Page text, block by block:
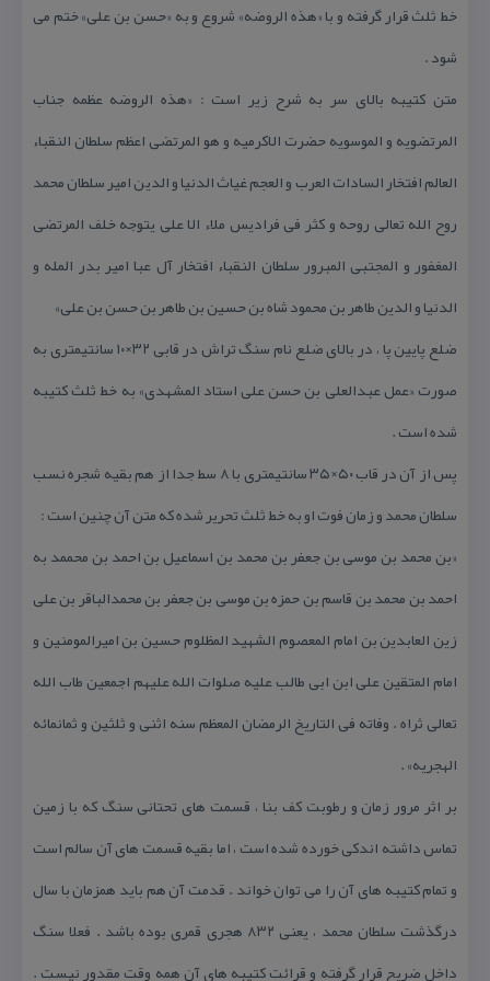
خط ثلث قرار گرفته و با «هذه الروضه» شروع و به «حسن بن علی» ختم می
شود .
متن كتیبه بالای سر به شرح زیر است : «هذه الروضه عظمه جناب
المرتضویه و الموسویه حضرت الاكرمیه و هو المرتضی اعظم سلطان النقباء
العالم افتخار السادات العرب و العجم غیاث الدنیا و الدین امیر سلطان محمد
روح الله تعالی روحه و كثر فی فرادیس ملاء الا علی یتوجه خلف المرتضی
المغفور و المجتبی المبرور سلطان النقباء افتخار آل عبا امیر بدر المله و
الدنیا و الدین طاهر بن محمود شاه بن حسین بن طاهر بن حسن بن علی»
ضلع پایین پا ، در بالای ضلع نام سنگ تراش در قابی ۳۲×۱۰ سانتیمتری به
صورت «عمل عبدالعلی بن حسن علی استاد المشهدی» به خط ثلث كتیبه
شده است .
پس از آن در قاب ۵۰×۳۵ سانتیمتری با ۸ سط جدا از هم بقیه شجره نسب
سلطان محمد و زمان فوت او به خط ثلث تحریر شده كه متن آن چنین است :
«بن محمد بن موسی بن جعفر بن محمد بن اسماعیل بن احمد بن محممد به
احمد بن محمد بن قاسم بن حمزه بن موسی بن جعفر بن محمدالباقر بن علی
زین العابدین بن امام المعصوم الشهید المظلوم حسین بن امیرالمومنین و
امام المتقین علی ابن ابی طالب علیه صلوات الله علیهم اجمعین طاب الله
تعالی ثراه . وفاته فی التاریخ الرمضان المعظم سنه اثنی و ثلثین و ثمانمائه
الهجریه» .
بر اثر مرور زمان و رطوبت كف بنا ، قسمت های تحتانی سنگ كه با زمین
تماس داشته اندكی خورده شده است ، اما بقیه قسمت های آن سالم است
و تمام كتیبه های آن را می توان خواند . قدمت آن هم باید همزمان با سال
درگذشت سلطان محمد ، یعنی ۸۳۲ هجری قمری بوده باشد . فعلا سنگ
داخل ضریح قرار گرفته و قرائت كتیبه های آن همه وقت مقدور نیست .